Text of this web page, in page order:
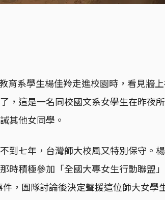
育系學生楊佳羚走進校園時，看見牆
，這是一名同校國文系女學生在昨夜
其他女同學。
到七年，台灣師大校風又特別保守。
時積極參加「全國大專女生行動聯盟
，團隊討論後決定聲援這位師大女學